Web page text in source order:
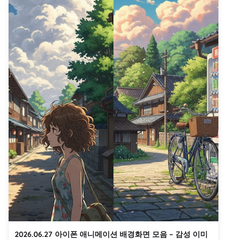
2026.06.27 아이폰 애니메이션 배경화면 모음 – 감성 이미